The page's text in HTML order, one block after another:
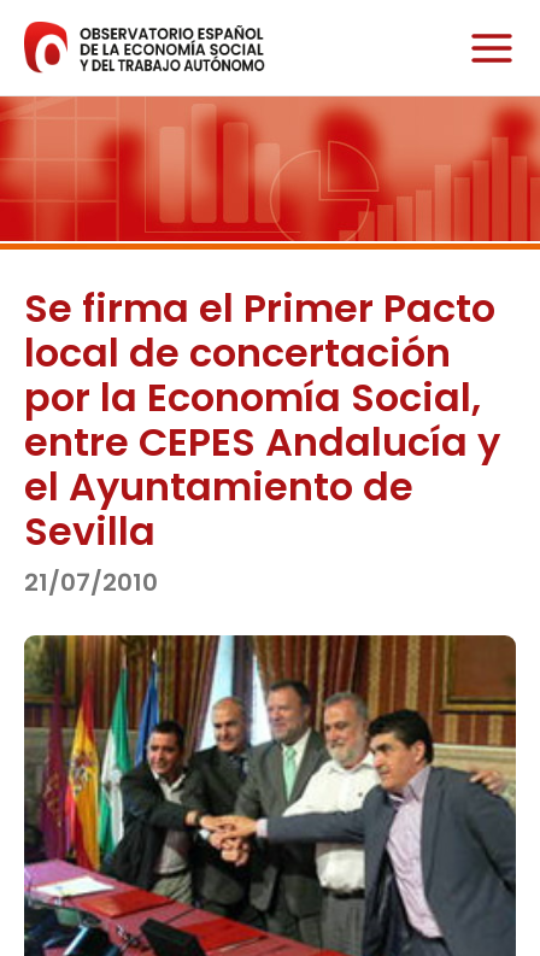
contenido
Se firma el Primer Pacto
local de concertación
por la Economía Social,
entre CEPES Andalucía y
el Ayuntamiento de
Sevilla
21/07/2010